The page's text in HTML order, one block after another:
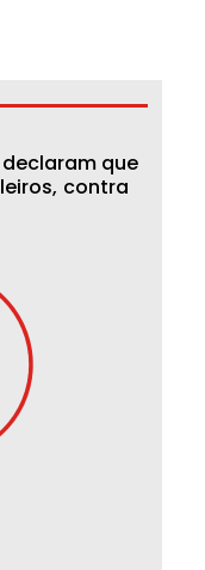
declaram que
leiros, contra